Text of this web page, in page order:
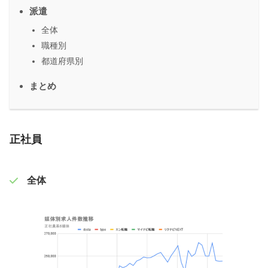
派遣
全体
職種別
都道府県別
まとめ
正社員
全体